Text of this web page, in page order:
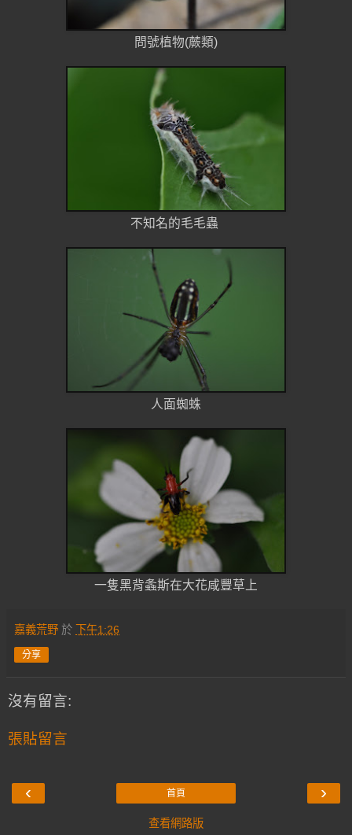
問號植物(蕨類)
不知名的毛毛蟲
人面蜘蛛
一隻黑背螽斯在大花咸豐草上
嘉義荒野 於 下午1:26
分享
沒有留言:
張貼留言
‹ ›
首頁
查看網路版